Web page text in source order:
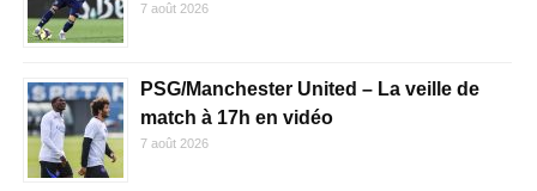
7 août 2026
PSG/Manchester United – La veille de
match à 17h en vidéo
7 août 2026